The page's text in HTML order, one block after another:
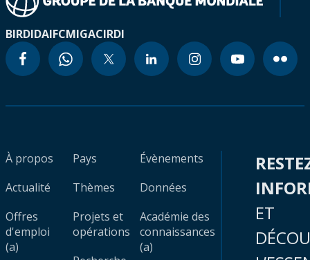
BIRDIDAIFCMIGACIRDI
À propos
Actualité
Offres
d'emploi
(a)
Pays
Thèmes
Projets et
opérations
Évènements
Données
Académie des
connaissances
(a)
ET